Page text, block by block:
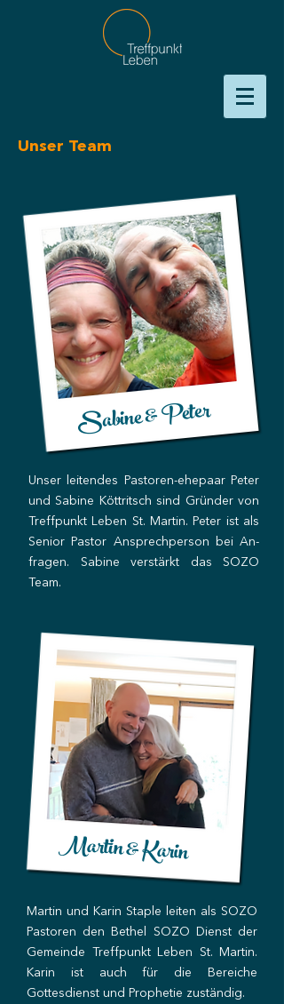
Unser Team
Sabine & Peter
Unser leitendes Pastoren-ehepaar Peter
und Sabine Köttritsch sind Gründer von
Treffpunkt Leben St. Martin. Peter ist als
Senior Pastor Ansprechperson bei An-
fragen. Sabine verstärkt das SOZO
Team.
Martin & Karin
Martin und Karin Staple leiten als SOZO
Pastoren den Bethel SOZO Dienst der
Gemeinde Treffpunkt Leben St. Martin.
Karin ist auch für die Bereiche
Gottesdienst und Prophetie zuständig.